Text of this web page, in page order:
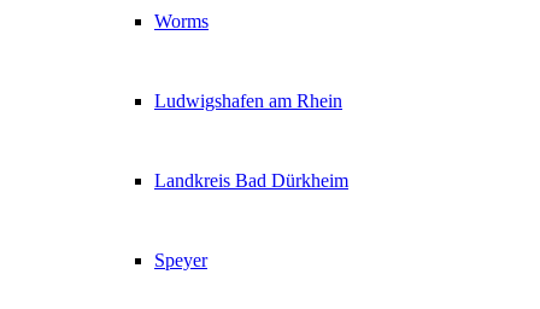
Worms
Ludwigshafen am Rhein
Landkreis Bad Dürkheim
Speyer